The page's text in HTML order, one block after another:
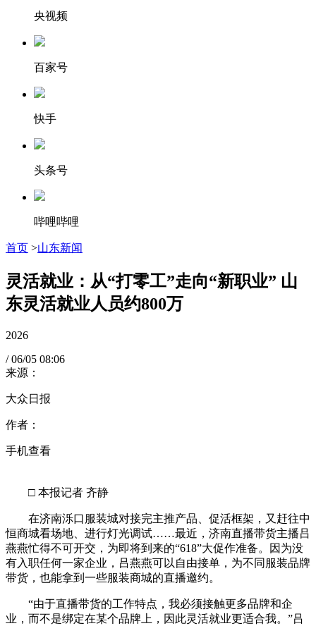
央视频
百家号
快手
头条号
哔哩哔哩
首页 >山东新闻
灵活就业：从“打零工”走向“新职业” 山
东灵活就业人员约800万
2026
/ 06/05 08:06
来源：
大众日报
作者：
手机查看
□ 本报记者 齐静
在济南泺口服装城对接完主推产品、促活框架，又赶往中
恒商城看场地、进行灯光调试……最近，济南直播带货主播吕
燕燕忙得不可开交，为即将到来的“618”大促作准备。因为没
有入职任何一家企业，吕燕燕可以自由接单，为不同服装品牌
带货，也能拿到一些服装商城的直播邀约。
“由于直播带货的工作特点，我必须接触更多品牌和企
业，而不是绑定在某个品牌上，因此灵活就业更适合我。”吕